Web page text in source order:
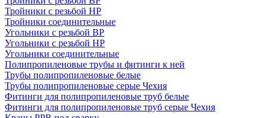
Тройники с резьбой НР
Тройники соединительные
Угольники с резьбой ВР
Угольники с резьбой НР
Угольники соединительные
Полипропиленовые трубы и фитинги к ней
Трубы полипропиленовые белые
Трубы полипропиленовые серые Чехия
Фитинги для полипропиленовые труб белые
Фитинги для полипропиленовые труб серые Чехия